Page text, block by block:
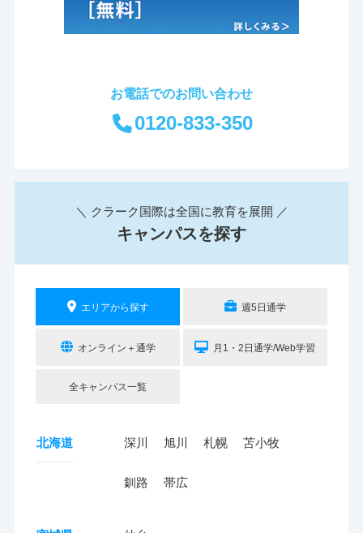
お電話でのお問い合わせ
0120-833-350
＼ クラーク国際は全国に教育を展開 ／
キャンパスを探す
エリアから探す 週5日通学
オンライン＋通学 月1・2日通学/Web学習
全キャンパス一覧
北海道 深川 旭川 札幌 苫小牧
釧路 帯広